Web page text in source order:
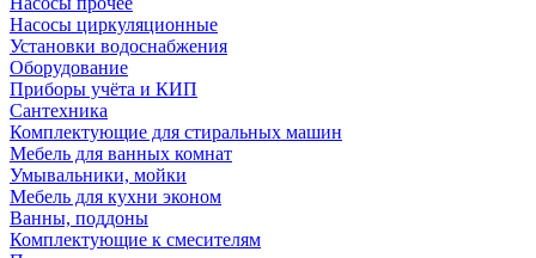
Насосы циркуляционные
Установки водоснабжения
Оборудование
Приборы учёта и КИП
Сантехника
Комплектующие для стиральных машин
Мебель для ванных комнат
Умывальники, мойки
Мебель для кухни эконом
Ванны, поддоны
Комплектующие к смесителям